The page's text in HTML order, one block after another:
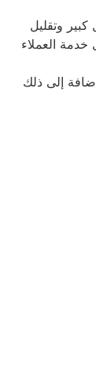
وتقليل
العملاء
إلى ذلك